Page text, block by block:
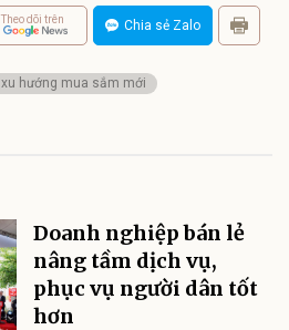
Theo dõi trên Chia sẻ Zalo
xu hướng mua sắm mới
Doanh nghiệp bán lẻ
nâng tầm dịch vụ,
phục vụ người dân tốt
hơn